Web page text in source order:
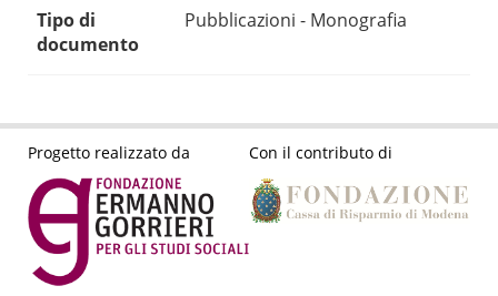
Tipo di
documento
Pubblicazioni - Monografia
Progetto realizzato da Con il contributo di